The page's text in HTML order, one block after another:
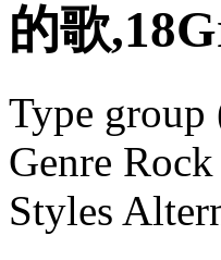
的歌
Type group
Genre Rock
Styles